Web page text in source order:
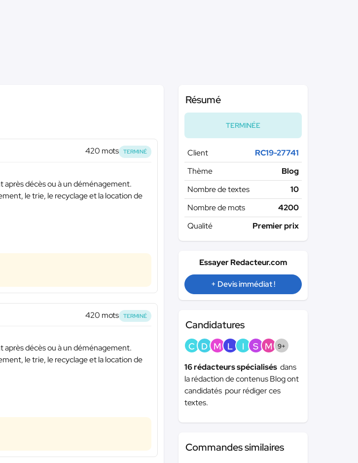
420 mots TERMINÉ
décès ou à un déménagement.
le trie, le recyclage et la location de
420 mots TERMINÉ
décès ou à un déménagement.
le trie, le recyclage et la location de
Résumé
TERMINÉE
Client
RC19-27741
Thème
Blog
Nombre de textes
10
Nombre de mots
4200
Qualité
Premier prix
Essayer Redacteur.com
+ Devis immédiat !
Candidatures
C D M L I S M 9+
16 rédacteurs spécialisés dans
la rédaction de contenus Blog ont
candidatés pour rédiger ces
textes.
Commandes similaires